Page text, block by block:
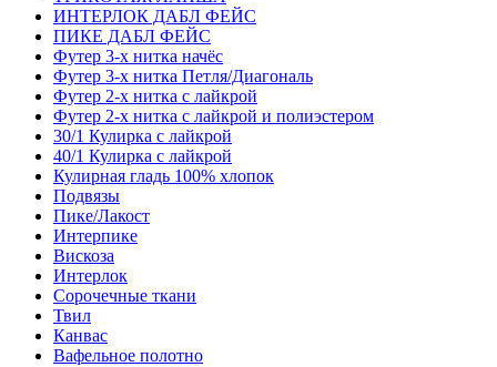
ИНТЕРЛОК ДАБЛ ФЕЙС
ПИКЕ ДАБЛ ФЕЙС
Футер 3-х нитка начёс
Футер 3-х нитка Петля/Диагональ
Футер 2-х нитка с лайкрой
Футер 2-х нитка с лайкрой и полиэстером
30/1 Кулирка с лайкрой
40/1 Кулирка с лайкрой
Кулирная гладь 100% хлопок
Подвязы
Пике/Лакост
Интерпике
Вискоза
Интерлок
Сорочечные ткани
Твил
Канвас
Вафельное полотно